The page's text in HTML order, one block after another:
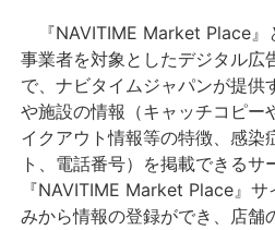
『NAVITIME Market Place』
事業者を対象としたデジタル広
で、ナビタイムジャパンが提供
や施設の情報（キャッチコピー
イクアウト情報等の特徴、感染
ト、電話番号）を掲載できるサ
『NAVITIME Market Place』
みから情報の登録ができ、店舗